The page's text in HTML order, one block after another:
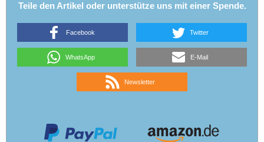
Teile den Artikel oder unterstütze uns mit einer Spende.
Facebook Twitter
WhatsApp E-Mail
Newsletter